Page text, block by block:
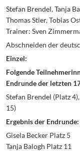
Stefan Brendel, Tanja
Thomas Stier, Tobias
Trainer: Sven
Abschneiden der
Einzel:
Folgende
Endrunde der letzten
Stefan Brendel (Platz
15)
Ergebnis der Endrunde:
Gisela Becker Platz 5
Tanja Balogh Platz 11